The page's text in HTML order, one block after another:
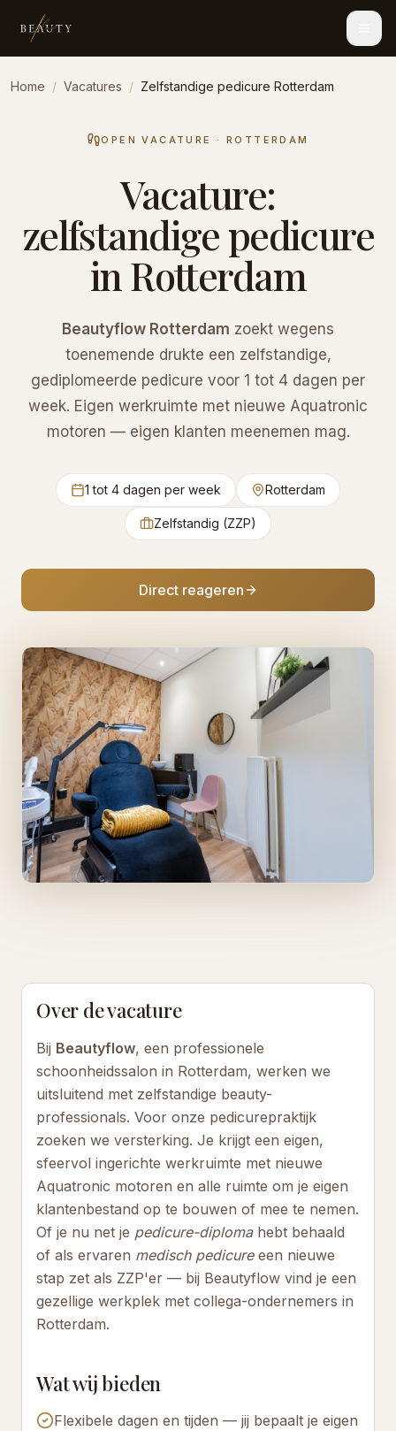
Home / Vacatures / Zelfstandige pedicure Rotterdam
OPEN VACATURE · ROTTERDAM
Vacature:
zelfstandige pedicure
in Rotterdam
Beautyflow Rotterdam zoekt wegens
toenemende drukte een zelfstandige,
gediplomeerde pedicure voor 1 tot 4 dagen per
week. Eigen werkruimte met nieuwe Aquatronic
motoren — eigen klanten meenemen mag.
1 tot 4 dagen per week Rotterdam
Zelfstandig (ZZP)
Direct reageren
Over de vacature
Bij Beautyflow, een professionele
schoonheidssalon in Rotterdam, werken we
uitsluitend met zelfstandige beauty-
professionals. Voor onze pedicurepraktijk
zoeken we versterking. Je krijgt een eigen,
sfeervol ingerichte werkruimte met nieuwe
Aquatronic motoren en alle ruimte om je eigen
klantenbestand op te bouwen of mee te nemen.
Of je nu net je pedicure-diplomahebt behaald
of als ervaren medisch pedicureeen nieuwe
stap zet als ZZP'er — bij Beautyflow vind je een
gezellige werkplek met collega-ondernemers in
Rotterdam.
Wat wij bieden
Flexibele dagen en tijden — jij bepaalt je eigen